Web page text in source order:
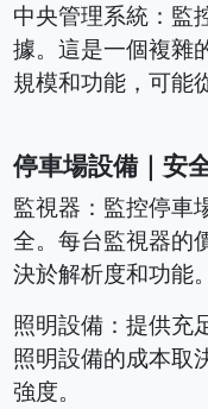
中央管理系統：監
據。這是一個複雜
規模和功能，可能
停車場設備｜安
監視器：監控停車
全。每台監視器的
決於解析度和功能。
照明設備：提供充
照明設備的成本取
強度。